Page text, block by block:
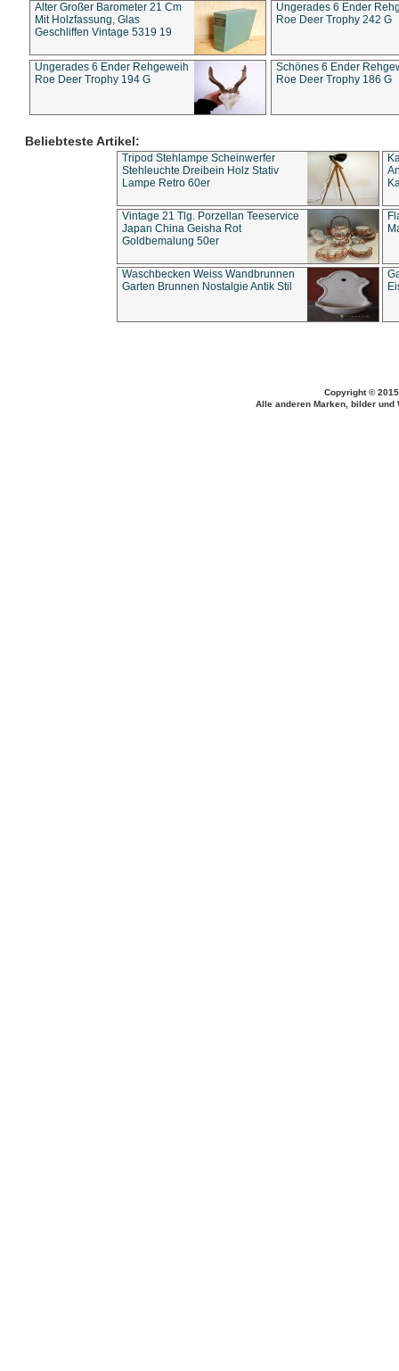
Alter Großer Barometer 21 Cm
Mit Holzfassung, Glas
Geschliffen Vintage 5319 19
Ungerades 6 Ender
Roe Deer Trophy 242 G
Ungerades 6 Ender Rehgeweih
Roe Deer Trophy 194 G
Schönes 6 Ender
Roe Deer Trophy 186 G
Beliebteste Artikel:
Tripod Stehlampe Scheinwerfer
Stehleuchte Dreibein Holz Stativ
Lampe Retro 60er
Vintage 21 Tlg. Porzellan Teeservice
Japan China Geisha Rot
Goldbemalung 50er
Waschbecken Weiss Wandbrunnen
Garten Brunnen Nostalgie Antik Stil
Copyright ©
Alle anderen Marken, bilder und